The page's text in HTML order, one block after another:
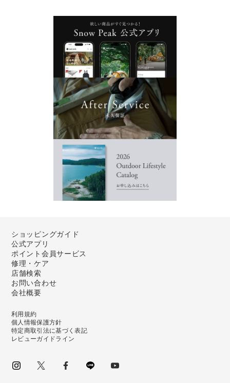
ショッピングガイド
公式アプリ
ポイント会員サービス
修理・ケア
店舗検索
お問い合わせ
会社概要
利用規約
個人情報保護方針
特定商取引法に基づく表記
レビューガイドライン